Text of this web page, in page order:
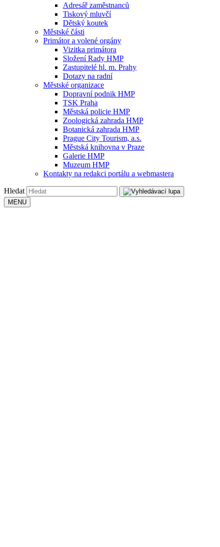
Adresář zaměstnanců
Tiskový mluvčí
Dětský koutek
Městské části
Primátor a volené orgány
Vizitka primátora
Složení Rady HMP
Zastupitelé hl. m. Prahy
Dotazy na radní
Městské organizace
Dopravní podnik HMP
TSK Praha
Městská policie HMP
Zoologická zahrada HMP
Botanická zahrada HMP
Prague City Tourism, a.s.
Městská knihovna v Praze
Galerie HMP
Muzeum HMP
Kontakty na redakci portálu a webmastera
Hledat
MENU